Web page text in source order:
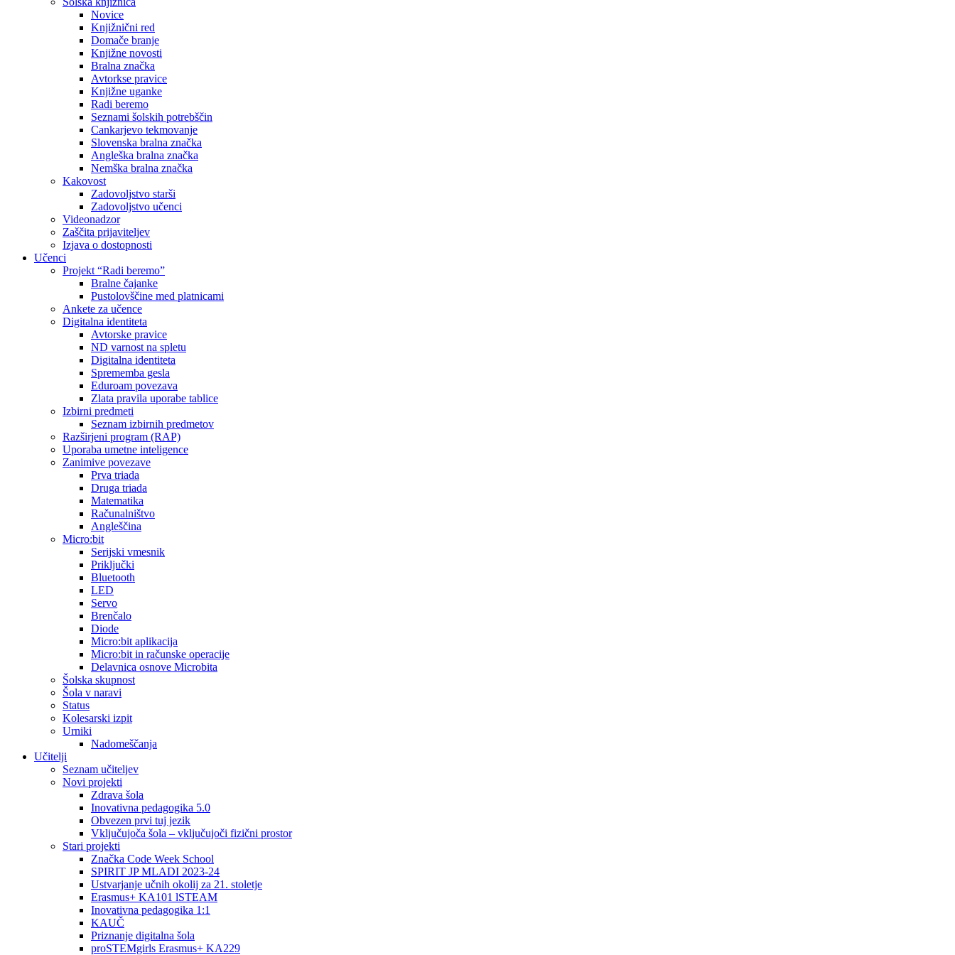
Novice
Knjižnični red
Domače branje
Knjižne novosti
Bralna značka
Avtorkse pravice
Knjižne uganke
Radi beremo
Seznami šolskih potrebščin
Cankarjevo tekmovanje
Slovenska bralna značka
Angleška bralna značka
Nemška bralna značka
Kakovost
Zadovoljstvo starši
Zadovoljstvo učenci
Videonadzor
Zaščita prijaviteljev
Izjava o dostopnosti
Učenci
Projekt “Radi beremo”
Bralne čajanke
Pustolovščine med platnicami
Ankete za učence
Digitalna identiteta
Avtorske pravice
ND varnost na spletu
Digitalna identiteta
Sprememba gesla
Eduroam povezava
Zlata pravila uporabe tablice
Izbirni predmeti
Seznam izbirnih predmetov
Razširjeni program (RAP)
Uporaba umetne inteligence
Zanimive povezave
Prva triada
Druga triada
Matematika
Računalništvo
Angleščina
Micro:bit
Serijski vmesnik
Priključki
Bluetooth
LED
Servo
Brenčalo
Diode
Micro:bit aplikacija
Micro:bit in računske operacije
Delavnica osnove Microbita
Šolska skupnost
Šola v naravi
Status
Kolesarski izpit
Urniki
Nadomeščanja
Učitelji
Seznam učiteljev
Novi projekti
Zdrava šola
Inovativna pedagogika 5.0
Obvezen prvi tuj jezik
Vključujoča šola – vključujoči fizični prostor
Stari projekti
Značka Code Week School
SPIRIT JP MLADI 2023-24
Ustvarjanje učnih okolij za 21. stoletje
Erasmus+ KA101 lSTEAM
Inovativna pedagogika 1:1
KAUČ
Priznanje digitalna šola
proSTEMgirls Erasmus+ KA229